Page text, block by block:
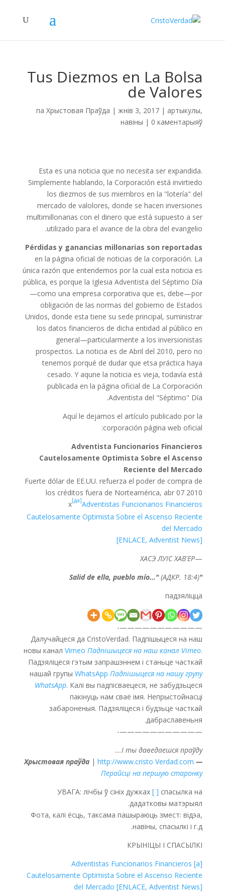
Tus Diezmos en La Bolsa
de Valores
паХрыстовая Праўда |жнів 3, 2017 | артыкулы,
навіны | 0 каментарыяў
Esta es una noticia que no necesita ser expandida.
Simplemente hablando, la Corporación está invirtiedo
los diezmos de sus miembros en la "lotería" del
mercado de valolores, donde se hacen inversiones
multimillonarias con el dinero que está supuesto a ser
utilizado para el avance de la obra del evangelio.
Pérdidas y ganancias millonarias son reportadas
en la página oficial de noticias de la corporación. La
única razón que entendemos por la cual esta noticia es
pública, es porque la Iglesia Adventista del Séptimo Día
—como una empresa corporativa que es, debe—por
obligación de las normas del gobierno de Estados
Unidos, donde esta tiene su sede principal, suministrar
los datos financieros de dicha entidad al público en
general—particularmente a los inversionistas
prospectos. La noticia es de Abril del 2010, pero no
tenemos porqué de dudar que etsa práctica haya
cesado. Y aqune la noticia es vieja, todavía está
publicada en la página oficial de La Corporación
Adventista del "Séptimo" Día.
Aquí le dejamos el artículo publicado por la
corporación página web oficial:
Adventista Funcionarios Financieros
Cautelosamente Optimista Sobre el Ascenso
Reciente del Mercado
Fuerte dólar de EE.UU. refuerza el poder de compra de
los créditos fuera de Norteamérica, abr 07 2010
x[да]Adventistas Funcionarios Financieros
Cautelosamente Optimista Sobre el Ascenso Reciente
del Mercado
[ENLACE, Adventist News]
—
ХАСЭ ЛУІС ХАВ'ЕР
"Salid de ella, pueblo mío…"
(АДКР. 18:4)
падзяліцца
———————————-
Далучайцеся да CristoVerdad. Падпішыцеся на наш
новы каналVimeo Падпішыцеся на наш канал Vimeo.
Падзяліцеся гэтым запрашэннем і станьце часткай
нашай групыWhatsApp Падпішыцеся на нашу групу
WhatsApp. Калі вы падпісваецеся, не забудзьцеся
пакінуць нам сваё імя. Непрыстойнасці
забароненыя. Падзяліцеся і будзьце часткай
дабраславеньня.
———————————-
І ты даведаешся праўду...
— Хрыстовая праўда
|http://www.cristo Verdad.com
Перайсці на першую старонку
УВАГА: лічбы ў сініх дужках [ ] спасылка на
дадатковы матэрыял.
Фота, калі ёсць, таксама пашыраюць змест: відэа,
навіны, спасылкі і г.д.
КРЫНІЦЫ І СПАСЫЛКІ
[a] Adventistas Funcionarios Financieros
Cautelosamente Optimista Sobre el Ascenso Reciente
del Mercado [ENLACE, Adventist News]